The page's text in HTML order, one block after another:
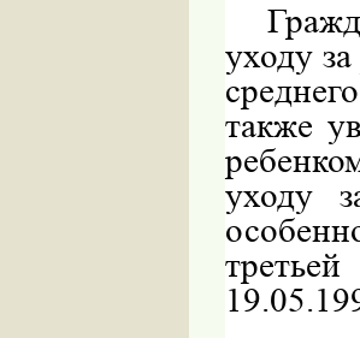
уходу
также
уходу